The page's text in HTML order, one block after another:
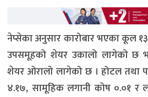
नेप्सेका अनुसार कारोबार भएका कूल
उपसमूहको शेयर उकालो लागेको छ
शेयर ओरालो लागेको छ । होटल तथा
४.१७, सामूहिक लगानी कोष ०.०१ र